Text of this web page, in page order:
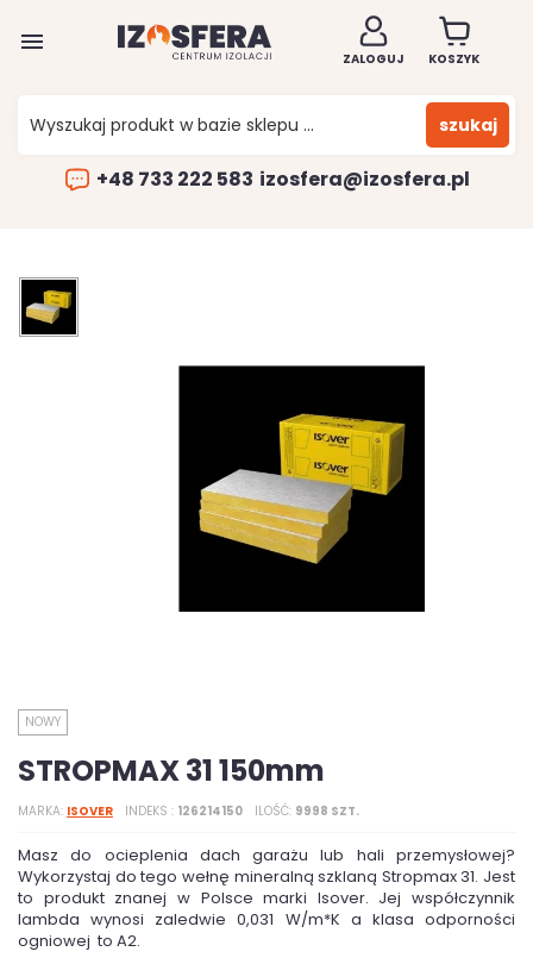

ZALOGUJ KOSZYK
szukaj
+48 733 222 583 izosfera@izosfera.pl
NOWY
STROPMAX 31 150mm
MARKA ISOVER INDEKS 126214150 ILOŚĆ 9998 SZT.
Masz do ocieplenia dach garażu lub hali przemysłowej?
Wykorzystaj do tego wełnę mineralną szklaną Stropmax 31. Jest
to produkt znanej w Polsce marki Isover. Jej współczynnik
lambda wynosi zaledwie 0,031 W/m*K a klasa odporności
ogniowej to A2.